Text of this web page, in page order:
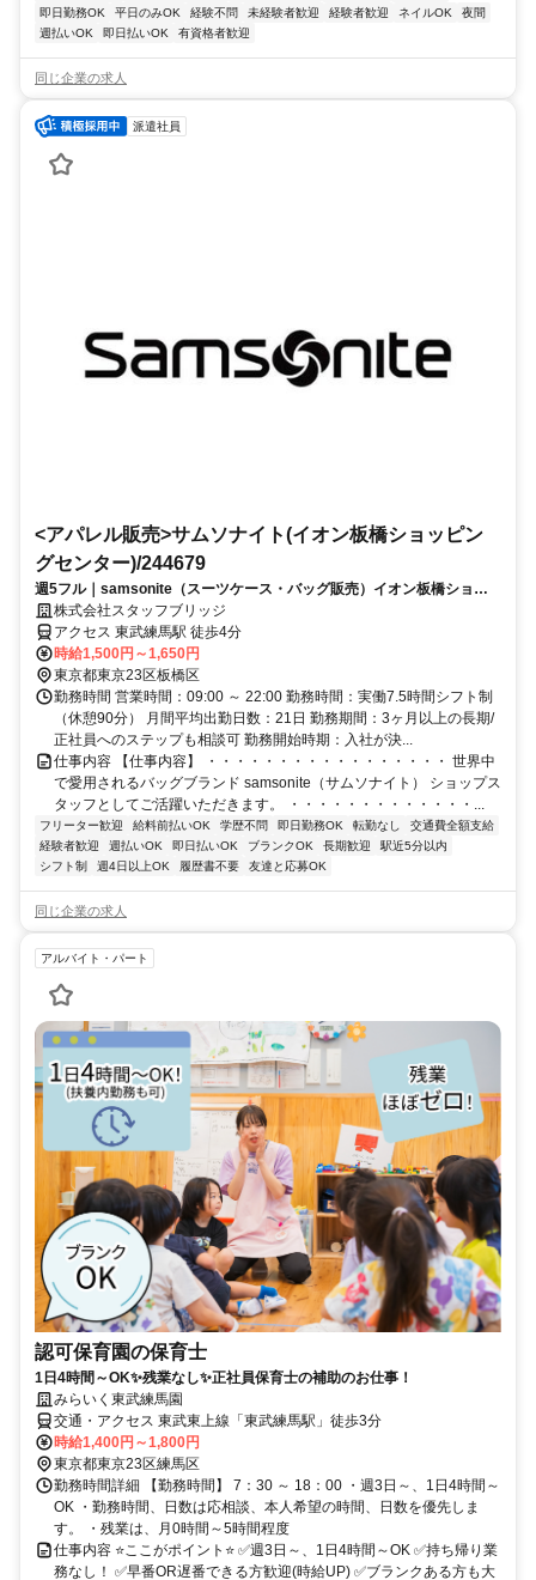
即日勤務OK
平日のみOK 経験不問 未経験者歓迎 経験者歓迎 ネイルOK
夜間
週払いOK
即日払いOK 有資格者歓迎
同じ企業の求人
派遣社員
<アパレル販売>サムソナイト(イオン板橋ショッピン
グセンター)/244679
週5フル｜samsonite（スーツケース・バッグ販売）イオン板橋ショッ
ピングセンター 交通費支給
株式会社スタッフブリッジ
アクセス 東武練馬駅 徒歩4分
時給1,500円～1,650円
東京都東京23区板橋区
勤務時間 営業時間：09:00 ～ 22:00 勤務時間：実働7.5時間シフト制
（休憩90分） 月間平均出勤日数：21日 勤務期間：3ヶ月以上の長期/
正社員へのステップも相談可 勤務開始時期：入社が決...
仕事内容 【仕事内容】 ・・・・・・・・・・・・・・・・・ 世界中
で愛用されるバッグブランド samsonite（サムソナイト） ショップス
タッフとしてご活躍いただきます。 ・・・・・・・・・・・・・...
フリーター歓迎 給料前払いOK 学歴不問 即日勤務OK 転勤なし
交通費全額支給
経験者歓迎
週払いOK 即日払いOK ブランクOK 長期歓迎
駅近5分以内
シフト制
週4日以上OK 履歴書不要 友達と応募OK
同じ企業の求人
アルバイト・パート
認可保育園の保育士
1日4時間～OK✨残業なし✨正社員保育士の補助のお仕事！
みらいく東武練馬園
交通・アクセス 東武東上線「東武練馬駅」徒歩3分
時給1,400円～1,800円
東京都東京23区練馬区
勤務時間詳細 【勤務時間】 7：30 ～ 18：00 ・週3日～、1日4時間～
OK ・勤務時間、日数は応相談、本人希望の時間、日数を優先しま
す。 ・残業は、月0時間～5時間程度
仕事内容 ⭐ここがポイント⭐ ✅週3日～、1日4時間～OK ✅持ち帰り業
務なし！ ✅早番OR遅番できる方歓迎(時給UP) ✅ブランクある方も大